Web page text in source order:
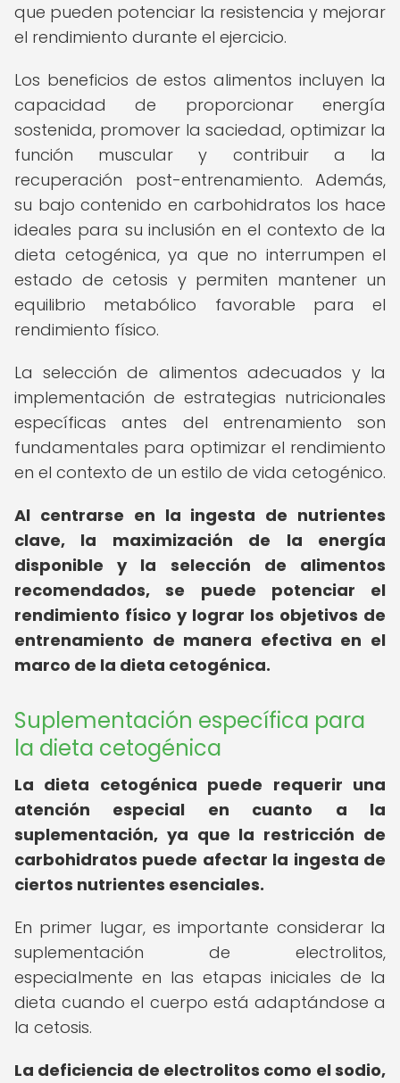
que pueden potenciar la resistencia y mejorar
el rendimiento durante el ejercicio.
Los beneficios de estos alimentos incluyen la
capacidad de proporcionar energía
sostenida, promover la saciedad, optimizar la
función muscular y contribuir a la
recuperación post-entrenamiento. Además,
su bajo contenido en carbohidratos los hace
ideales para su inclusión en el contexto de la
dieta cetogénica, ya que no interrumpen el
estado de cetosis y permiten mantener un
equilibrio metabólico favorable para el
rendimiento físico.
La selección de alimentos adecuados y la
implementación de estrategias nutricionales
específicas antes del entrenamiento son
fundamentales para optimizar el rendimiento
en el contexto de un estilo de vida cetogénico.
Al centrarse en la ingesta de nutrientes
clave, la maximización de la energía
disponible y la selección de alimentos
recomendados, se puede potenciar el
rendimiento físico y lograr los objetivos de
entrenamiento de manera efectiva en el
marco de la dieta cetogénica.
Suplementación específica para
la dieta cetogénica
La dieta cetogénica puede requerir una
atención especial en cuanto a la
suplementación, ya que la restricción de
carbohidratos puede afectar la ingesta de
ciertos nutrientes esenciales.
En primer lugar, es importante considerar la
suplementación de electrolitos,
especialmente en las etapas iniciales de la
dieta cuando el cuerpo está adaptándose a
la cetosis.
La deficiencia de electrolitos como el sodio,